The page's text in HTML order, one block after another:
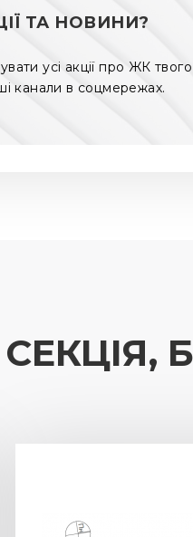
ТА НОВИНИ?
усі акції про ЖК твого
канали в соцмережах.
СЕКЦІЯ,